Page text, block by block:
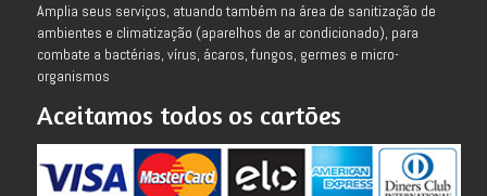
Amplia seus serviços, atuando também na área de sanitização de
ambientes e climatização (aparelhos de ar condicionado), para
combate a bactérias, vírus, ácaros, fungos, germes e micro-
organismos
Aceitamos todos os cartões